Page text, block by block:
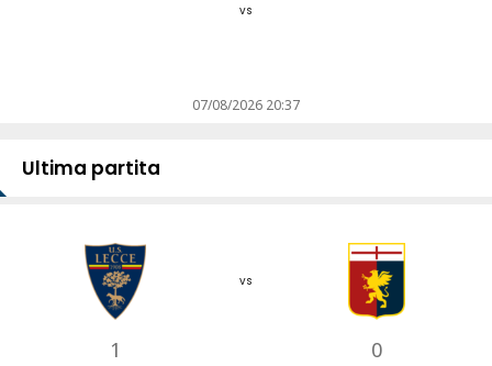
vs
07/08/2026 20:37
Ultima partita
1
vs
0